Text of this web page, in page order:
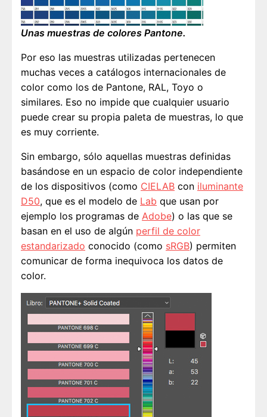
Unas muestras de colores Pantone.
Por eso las muestras utilizadas pertenecen
muchas veces a catálogos internacionales de
color como los de Pantone, RAL, Toyo o
similares. Eso no impide que cualquier usuario
puede crear su propia paleta de muestras, lo que
es muy corriente.
Sin embargo, sólo aquellas muestras definidas
basándose en un espacio de color independiente
de los dispositivos (como CIELAB con iluminante
D50, que es el modelo de Lab que usan por
ejemplo los programas de Adobe) o las que se
basan en el uso de algún perfil de color
estandarizado conocido (como sRGB) permiten
comunicar de forma inequivoca los datos de
color.